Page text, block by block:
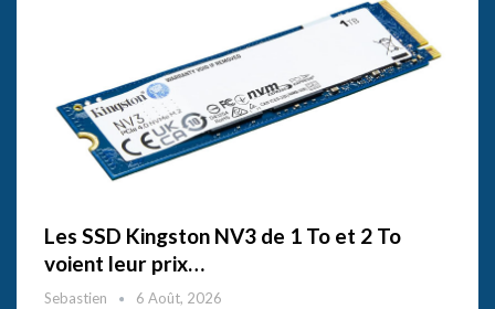
Les SSD Kingston NV3 de 1 To et 2 To
voient leur prix…
Sebastien 6 Août, 2026